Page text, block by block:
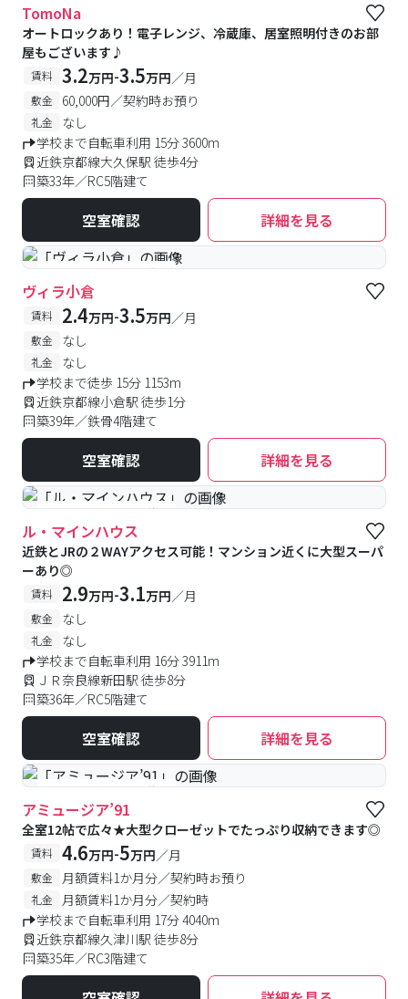
TomoNa
オートロックあり！電子レンジ、冷蔵庫、居室照明付きのお部
屋もございます♪
賃料 3.2万円-3.5万円／月
敷金 60,000円／契約時お預り
礼金
なし
学校まで自転車利用 15分 3600m
近鉄京都線大久保駅 徒歩4分
築33年／RC5階建て
空室確認 詳細を見る
#予約受付中 #空室待ち
ヴィラ小倉
賃料 2.4万円-3.5万円／月
敷金 なし
礼金
なし
学校まで徒歩 15分 1153m
近鉄京都線小倉駅 徒歩1分
築39年／鉄骨4階建て
空室確認 詳細を見る
#予約受付中 #空室待ち
ル・マインハウス
近鉄とJRの２WAYアクセス可能！マンション近くに大型スーパ
ーあり◎
賃料 2.9万円-3.1万円／月
敷金 なし
礼金
なし
学校まで自転車利用 16分 3911m
ＪＲ奈良線新田駅 徒歩8分
築36年／RC5階建て
空室確認 詳細を見る
#予約受付中 #空室待ち
アミュージア’91
全室12帖で広々★大型クローゼットでたっぷり収納できます◎
賃料 4.6万円-5万円／月
敷金 月額賃料1か月分／契約時お預り
礼金
月額賃料1か月分／契約時
学校まで自転車利用 17分 4040m
近鉄京都線久津川駅 徒歩8分
築35年／RC3階建て